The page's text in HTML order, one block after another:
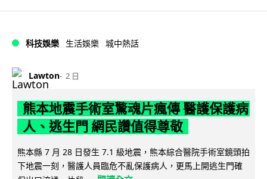
科技娛樂 生活娛樂 城中熱話
Lawton 2 日
熊本地震手術室驚魂片瘋傳 醫護保護病
人、逃生門 網民讚值得尊敬
熊本縣 7 月 28 日發生 7.1 級地震，熊本綜合醫院手術室鏡頭拍
下地震一刻，醫護人員臨危不亂保護病人，更馬上開逃生門確